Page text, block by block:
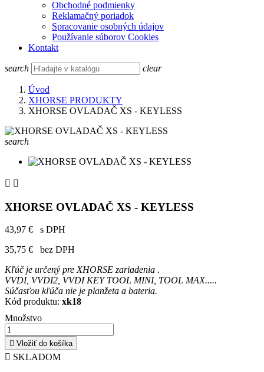
Obchodné podmienky
Reklamačný poriadok
Spracovanie osobných údajov
Používanie súborov Cookies
Kontakt
search clear
Úvod
XHORSE PRODUKTY
XHORSE OVLADAČ XS - KEYLESS
search
 
XHORSE OVLADAČ XS - KEYLESS
43,97 €
s DPH
35,75 €
bez DPH
Kľúč je určený pre XHORSE zariadenia .
VVDI, VVDI2, VVDI KEY TOOL MINI, TOOL MAX.....
Súčasťou kľúča nie je planžeta a bateria.
Kód produktu: xk18
Množstvo
 Vložiť do košíka
 SKLADOM